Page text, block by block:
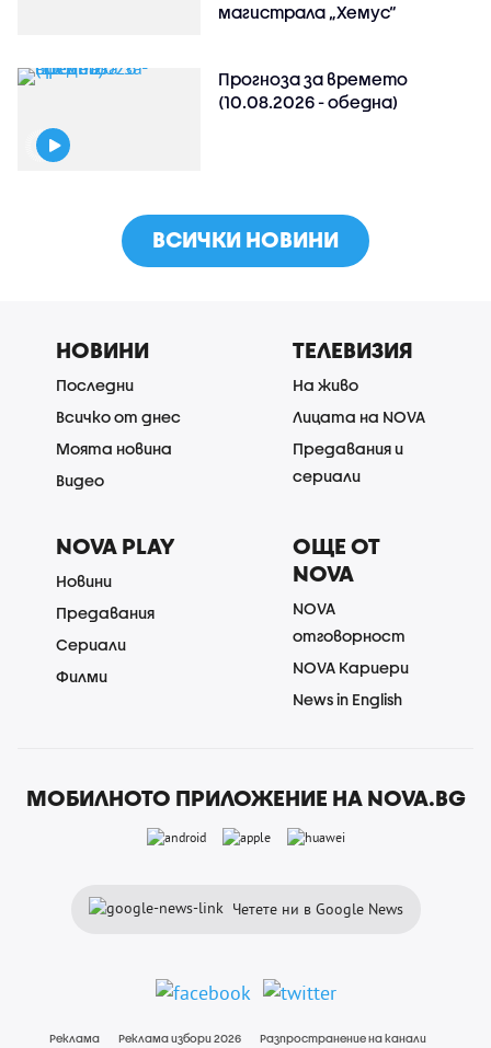
магистрала „Хемус“
Прогноза за времето
(10.08.2026 - обедна)
ВСИЧКИ НОВИНИ
НОВИНИ
Последни
Всичко от днес
Моята новина
Видео
ТЕЛЕВИЗИЯ
На живо
Лицата на NOVA
Предавания и
сериали
NOVA PLAY
Новини
Предавания
Сериали
Филми
ОЩЕ ОТ
NOVA
NOVA
отговорност
NOVA Кариери
News in English
МОБИЛНОТО ПРИЛОЖЕНИЕ НА NOVA.BG
Четете ни в Google News
Реклама Реклама избори 2026 Разпространение на канали